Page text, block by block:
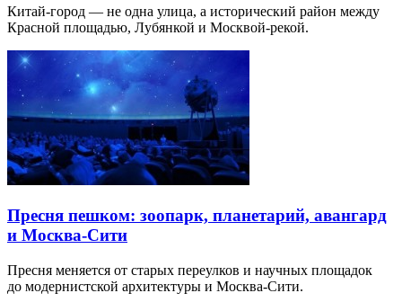
Китай-город — не одна улица, а исторический район между
Красной площадью, Лубянкой и Москвой-рекой.
Пресня пешком: зоопарк, планетарий, авангард
и Москва-Сити
Пресня меняется от старых переулков и научных площадок
до модернистской архитектуры и Москва-Сити.